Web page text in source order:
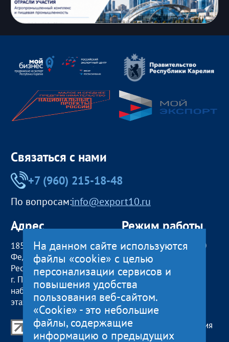
Связаться с нами
+7 (960) 215-18-48
По вопросам:info@export10.ru
Адрес
185000, Российская
Федерация,
Республика Карелия
г. Петрозаводск,
наб. Гюллинга, 11 / 2
этаж, офис 2
Режим работы
пн — чт:09:00 — 18:00
пт:09:00 — 17:00
обед с 13:00 до 14:00
сб, вс
Центр поддержки экспорта Республики Карелия
© 2012—2024
На данном сайте используются
файлы «cookie» с целью
персонализации сервисов и
повышения удобства
пользования веб-сайтом.
«Cookie» - это небольшие
файлы, содержащие
информацию о предыдущих